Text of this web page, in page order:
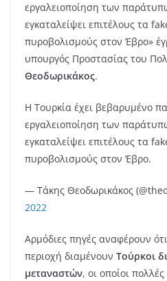
εργαλειοποίηση των
εγκαταλείψει επιτέλους τα
πυροβολισμούς στον Έβρο»
υπουργός Προστασίας του
Θεοδωρικάκος.
Η Τουρκία έχει βεβαρυμένο
εργαλειοποίηση των
εγκαταλείψει επιτέλους τα
πυροβολισμούς στον Έβρο.
— Τάκης Θεοδωρικάκος
2022
Αρμόδιες πηγές αναφέρουν
περιοχή διαμένουν Τούρκοι
μεταναστών, οι οποίοι